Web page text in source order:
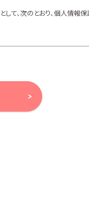
て、次のとおり、個人情報保
規程並びにこの個人情報保
的の達成に必要な範囲内で
ビスの案内を行うため